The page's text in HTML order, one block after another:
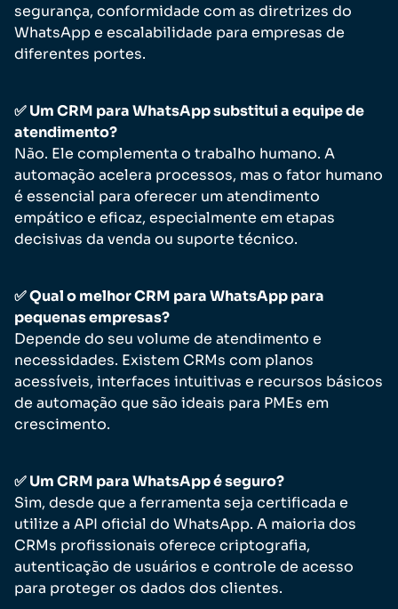
segurança, conformidade com as diretrizes do
WhatsApp e escalabilidade para empresas de
diferentes portes.
✅ Um CRM para WhatsApp substitui a equipe de
atendimento?
Não. Ele complementa o trabalho humano. A
automação acelera processos, mas o fator humano
é essencial para oferecer um atendimento
empático e eficaz, especialmente em etapas
decisivas da venda ou suporte técnico.
✅ Qual o melhor CRM para WhatsApp para
pequenas empresas?
Depende do seu volume de atendimento e
necessidades. Existem CRMs com planos
acessíveis, interfaces intuitivas e recursos básicos
de automação que são ideais para PMEs em
crescimento.
✅ Um CRM para WhatsApp é seguro?
Sim, desde que a ferramenta seja certificada e
utilize a API oficial do WhatsApp. A maioria dos
CRMs profissionais oferece criptografia,
autenticação de usuários e controle de acesso
para proteger os dados dos clientes.